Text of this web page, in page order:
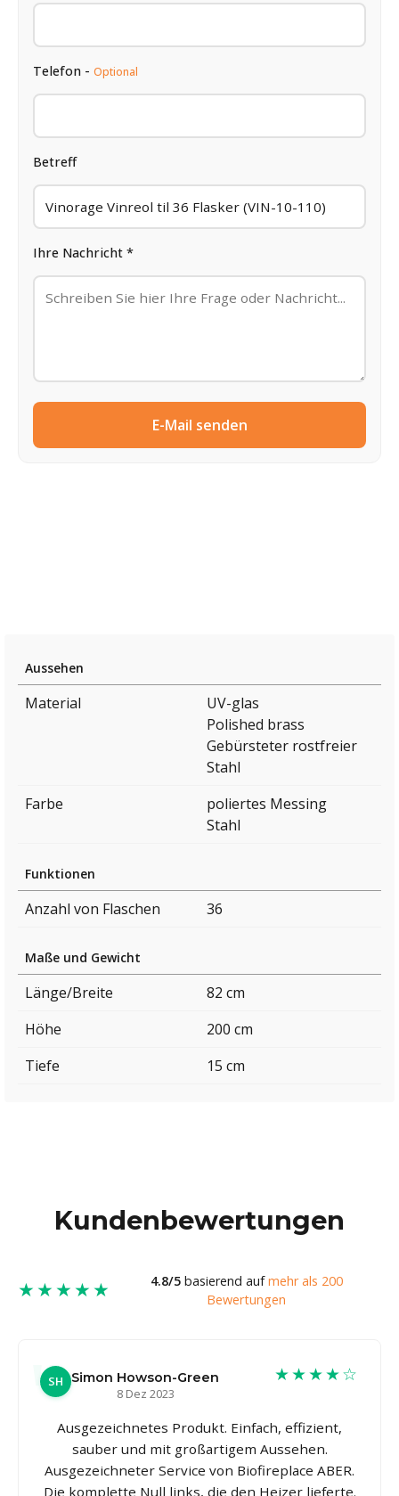
Telefon - Optional
Betreff
Ihre Nachricht *
E-Mail senden
Aussehen
Material
UV-glas
Polished brass
Gebürsteter rostfreier
Stahl
Farbe
poliertes Messing
Stahl
Funktionen
Anzahl von Flaschen 36
Maße und Gewicht
Länge/Breite
82 cm
Höhe
200 cm
Tiefe
15 cm
Kundenbewertungen
★★★★★ 4.8/5basierend aufmehr als 200
Bewertungen
SH Simon Howson-Green
8 Dez 2023
★★★★☆
Ausgezeichnetes Produkt. Einfach, effizient,
sauber und mit großartigem Aussehen.
Ausgezeichneter Service von Biofireplace ABER.
Die komplette Null links, die den Heizer lieferte.